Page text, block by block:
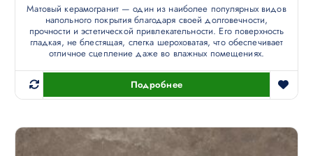
Матовый керамогранит — один из наиболее популярных видов
напольного покрытия благодаря своей долговечности,
прочности и эстетической привлекательности. Его поверхность
гладкая, не блестящая, слегка шероховатая, что обеспечивает
отличное сцепление даже во влажных помещениях.
Подробнее